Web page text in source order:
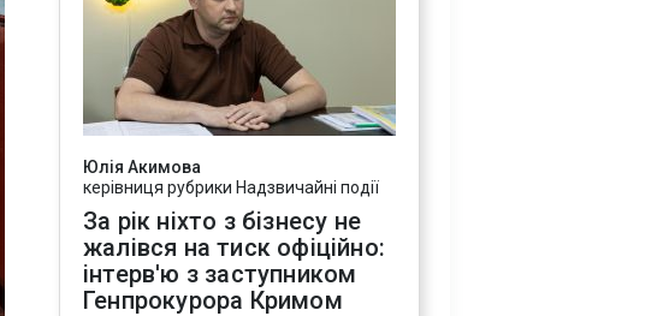
Юлія Акимова
керівниця рубрики Надзвичайні події
За рік ніхто з бізнесу не
жалівся на тиск офіційно:
інтерв'ю з заступником
Генпрокурора Кримом